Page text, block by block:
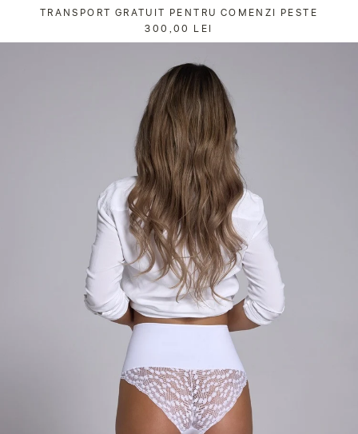
conținut
TRANSPORT GRATUIT PENTRU COMENZI PESTE
300,00 LEI